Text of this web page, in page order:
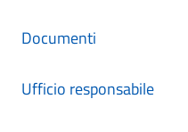
Documenti
Ufficio responsabile